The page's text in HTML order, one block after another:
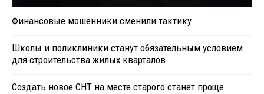
Финансовые мошенники сменили тактику
Школы и поликлиники станут обязательным условием
для строительства жилых кварталов
Создать новое СНТ на месте старого станет проще